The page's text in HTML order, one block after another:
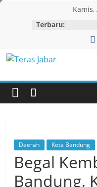
Skip
Kamis,
Terbaru:
Teras
Jabar
Daerah Kota Bandung
Begal
Bandung,